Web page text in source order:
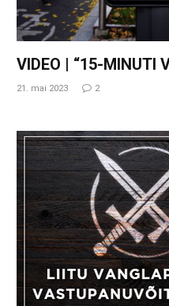
VIDEO | “15-MINUTI
21. mai 2023 2